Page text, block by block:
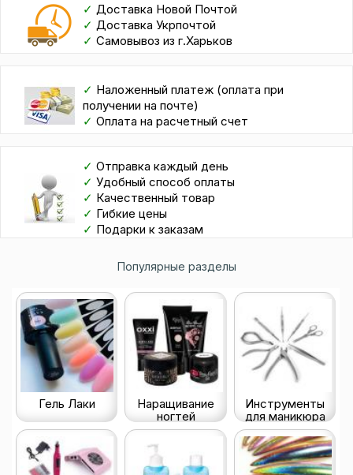
✓ Доставка Новой Почтой
✓ Доставка Укрпочтой
✓ Самовывоз из г.Харьков
✓ Наложенный платеж (оплата при
получении на почте)
✓ Оплата на расчетный счет
✓ Отправка каждый день
✓ Удобный способ оплаты
✓ Качественный товар
✓ Гибкие цены
✓ Подарки к заказам
Популярные разделы
Гель Лаки
Наращивание
ногтей
Инструменты
для маникюра